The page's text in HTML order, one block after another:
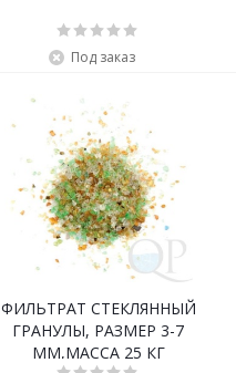
Под заказ
ФИЛЬТРАТ СТЕКЛЯННЫЙ
ГРАНУЛЫ, РАЗМЕР 3-7
ММ,МАССА 25 КГ